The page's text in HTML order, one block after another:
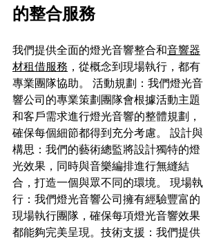
的整合服務
​我們提供全面的燈光音響整合和音響器
材租借服務 ，從概念到現場執行，都有
專業團隊協助。 活動規劃：我們燈光音
響公司的專業策劃團隊會根據活動主題
和客戶需求進行燈光音響的整體規劃，
確保每個細節都得到充分考慮。 設計與
構思：我們的藝術總監將設計獨特的燈
光效果，同時與音樂編排進行無縫結
合，打造一個與眾不同的環境。 現場執
行：我們燈光音響公司擁有經驗豐富的
現場執行團隊，確保每項燈光音響效果
都能夠完美呈現。技術支援：我們提供